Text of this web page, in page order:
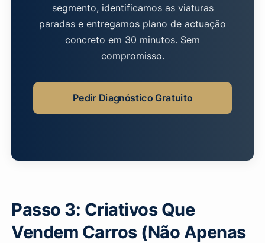
segmento, identificamos as viaturas
paradas e entregamos plano de actuação
concreto em 30 minutos. Sem
compromisso.
Pedir Diagnóstico Gratuito
Passo 3: Criativos Que
Vendem Carros (Não Apenas